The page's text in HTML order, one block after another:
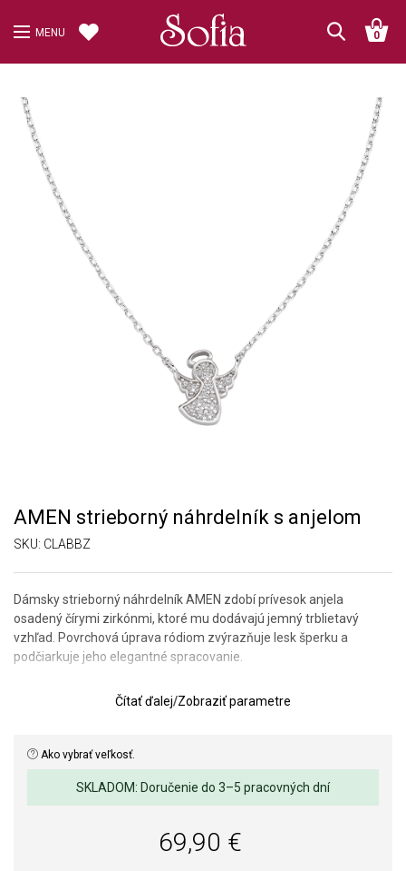
MENU 0
AMEN strieborný náhrdelník s anjelom
SKU: CLABBZ
Dámsky strieborný náhrdelník AMEN zdobí prívesok anjela
osadený čírymi zirkónmi, ktoré mu dodávajú jemný trblietavý
vzhľad. Povrchová úprava ródiom zvýrazňuje lesk šperku a
podčiarkuje jeho elegantné spracovanie.
šperk krásnym talizmanom s hlbokým významom. Jemný dizajn v
Dĺžka náhrdelníka: 40 cm + 5 cm predĺženie.
Čítať ďalej/Zobraziť parametre
Ako vybrať veľkosť.
SKLADOM: Doručenie do 3–5 pracovných dní
69,90 €